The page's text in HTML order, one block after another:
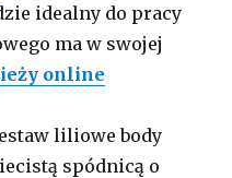
idealny do pracy
ma w swojej
online
liliowe body
spódnicą o